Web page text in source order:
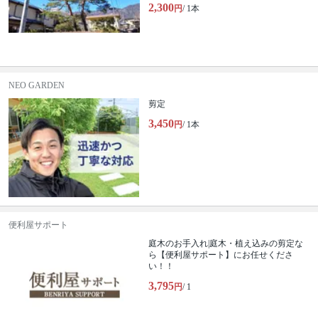
2,300円/ 1本
NEO GARDEN
剪定
3,450円/ 1本
便利屋サポート
庭木のお手入れ|庭木・植え込みの剪定な
ら【便利屋サポート】にお任せくださ
い！！
3,795円/ 1